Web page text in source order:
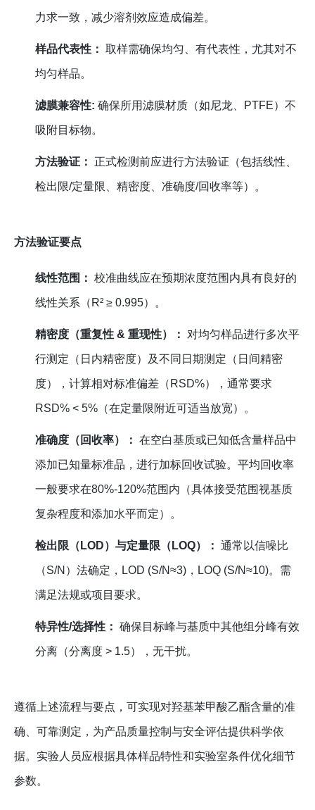
力求一致，减少溶剂效应造成偏差。
样品代表性： 取样需确保均匀、有代表性，尤其对不
均匀样品。
滤膜兼容性: 确保所用滤膜材质（如尼龙、PTFE）不
吸附目标物。
方法验证： 正式检测前应进行方法验证（包括线性、
检出限/定量限、精密度、准确度/回收率等）。
方法验证要点
线性范围： 校准曲线应在预期浓度范围内具有良好的
线性关系（R² ≥ 0.995）。
精密度（重复性 & 重现性）： 对均匀样品进行多次平
行测定（日内精密度）及不同日期测定（日间精密
度），计算相对标准偏差（RSD%），通常要求
RSD% < 5%（在定量限附近可适当放宽）。
准确度（回收率）： 在空白基质或已知低含量样品中
添加已知量标准品，进行加标回收试验。平均回收率
一般要求在80%-120%范围内（具体接受范围视基质
复杂程度和添加水平而定）。
检出限（LOD）与定量限（LOQ）： 通常以信噪比
（S/N）法确定，LOD (S/N≈3)，LOQ (S/N≈10)。需
满足法规或项目要求。
特异性/选择性： 确保目标峰与基质中其他组分峰有效
分离（分离度 > 1.5），无干扰。
遵循上述流程与要点，可实现对羟基苯甲酸乙酯含量的准
确、可靠测定，为产品质量控制与安全评估提供科学依
据。实验人员应根据具体样品特性和实验室条件优化细节
参数。